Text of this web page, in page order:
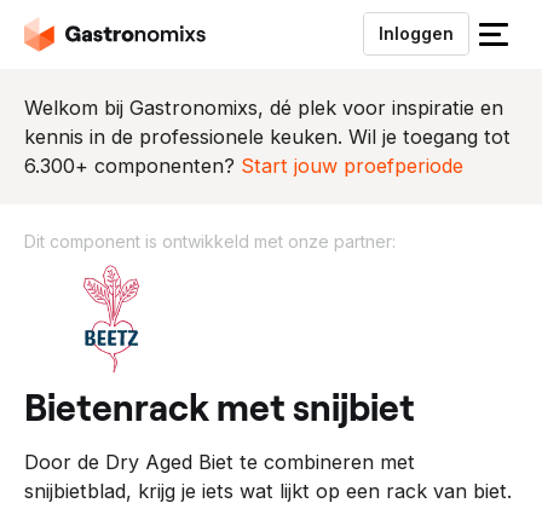
Inloggen
S
u
i
Welkom bij Gastronomixs, dé plek voor inspiratie en
kennis in de professionele keuken. Wil je toegang tot
6.300+ componenten? Start jouw proefperiode
Dit component is ontwikkeld met onze partner:
o
m
p
o
bietenrack met snijbiet
Door de Dry Aged Biet te combineren met
snijbietblad, krijg je iets wat lijkt op een rack van biet.